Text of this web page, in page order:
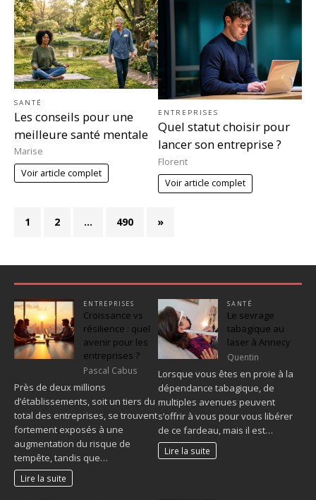
SANTÉ
Les conseils pour une
meilleure santé mentale
Marise
Voir article complet
ENTREPRISES
Quel statut choisir pour
lancer son entreprise ?
Florent
Voir article complet
1 2 … 490 »
ENTREPRISES
Croissance vs
résilience : quel
avenir pour les
entreprises ?
Pascal Cabus
Près de deux millions
d’établissements, soit un tiers du
total des entreprises, se trouvent
fortement exposés à une
augmentation du risque de
tempête, tandis que…
Lire la suite
SANTÉ
Le sevrage
tabagique au
laser à Annecy
Quentin
Lorsque vous êtes en proie à la
dépendance tabagique, de
multiples avenues peuvent
s’offrir à vous pour vous libérer
de ce fardeau, mais il est…
Lire la suite